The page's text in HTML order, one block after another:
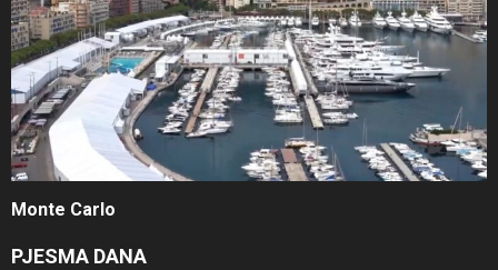
Monte Carlo
PJESMA DANA